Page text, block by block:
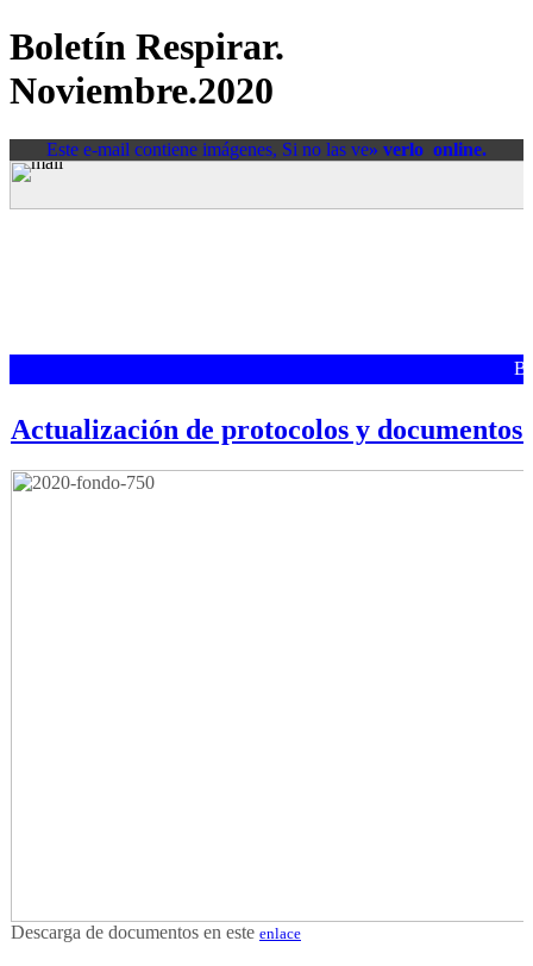
Boletín Respirar.
Noviembre.2020